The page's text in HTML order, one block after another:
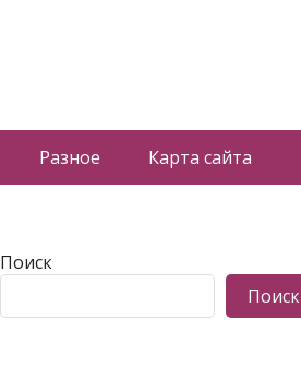
Разное Карта сайта
Поиск
Поиск